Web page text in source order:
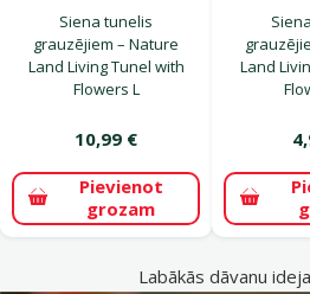
Siena tunelis
grauzējiem – Nature
Land Living Tunel with
Flowers L
10,99 €
Pievienot
grozam
Land
Labākās dāvanu